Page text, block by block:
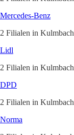
Mercedes-Benz
2 Filialen in Kulmbach
Lidl
2 Filialen in Kulmbach
DPD
2 Filialen in Kulmbach
Norma